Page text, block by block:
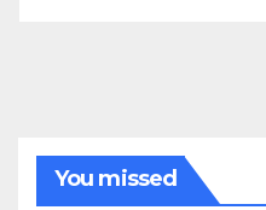
You missed